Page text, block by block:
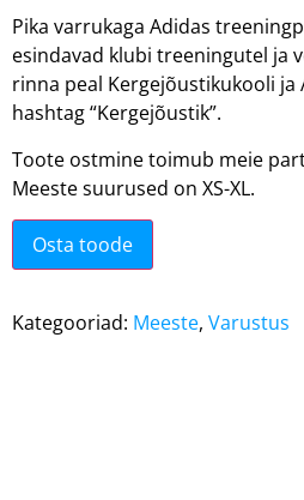
Pika varrukaga Adidas
esindavad klubi treeningutel ja
rinna peal Kergejõustikukooli ja
hashtag “Kergejõustik”.
Toote ostmine toimub meie
Meeste suurused on XS-XL.
Osta toode
Kategooriad: Meeste, Varustus